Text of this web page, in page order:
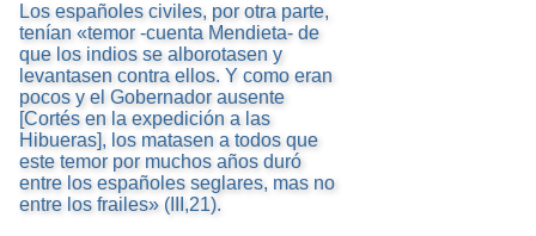
Los españoles civiles, por otra parte,
tenían «temor -cuenta Mendieta- de
que los indios se alborotasen y
levantasen contra ellos. Y como eran
pocos y el Gobernador ausente
[Cortés en la expedición a las
Hibueras], los matasen a todos que
este temor por muchos años duró
entre los españoles seglares, mas no
entre los frailes» (III,21).